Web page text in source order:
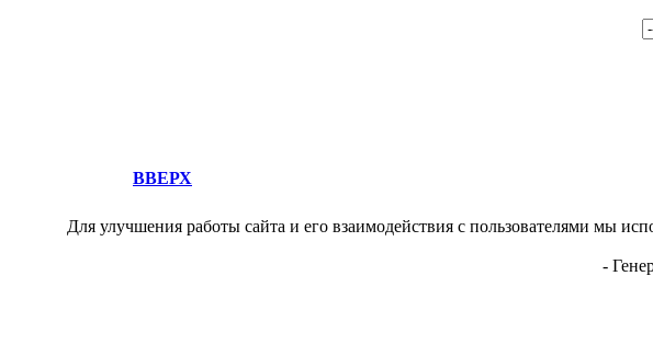
ВВЕРХ
Для улучшения работы сайта и его взаимодействия с пользователями мы
-